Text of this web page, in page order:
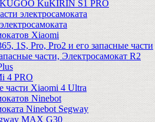
KUGOO KuKIRIN S1 PRO
электросамоката
Xiaomi
1S, Pro, Pro2 и его запасные части
части, Электросамокат R2
4 PRO
части Xiaomi 4 Ultra
Ninebot
Ninebot Segway
MAX G30